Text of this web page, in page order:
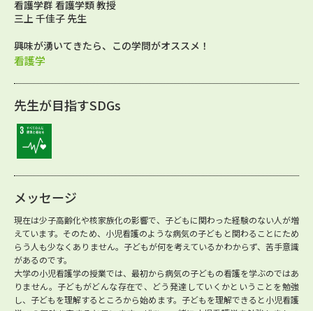
看護学群 看護学類 教授
三上 千佳子 先生
興味が湧いてきたら、この学問がオススメ！
看護学
先生が目指すSDGs
メッセージ
現在は少子高齢化や核家族化の影響で、子どもに関わった経験のない人が増
えています。そのため、小児看護のような病気の子どもと関わることにため
らう人も少なくありません。子どもが何を考えているかわからず、苦手意識
があるのです。
大学の小児看護学の授業では、最初から病気の子どもの看護を学ぶのではあ
りません。子どもがどんな存在で、どう発達していくかということを勉強
し、子どもを理解するところから始めます。子どもを理解できると小児看護